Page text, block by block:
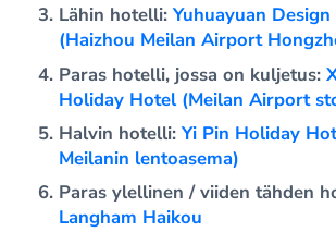
Lähin hotelli:Yuhuayuan
(Haizhou Meilan Airport
Paras hotelli, jossa on kuljetus:
Holiday Hotel (Meilan Airport
Halvin hotelli:Yi Pin Holiday
Meilanin lentoasema)
Paras ylellinen / viiden tähden
Langham Haikou